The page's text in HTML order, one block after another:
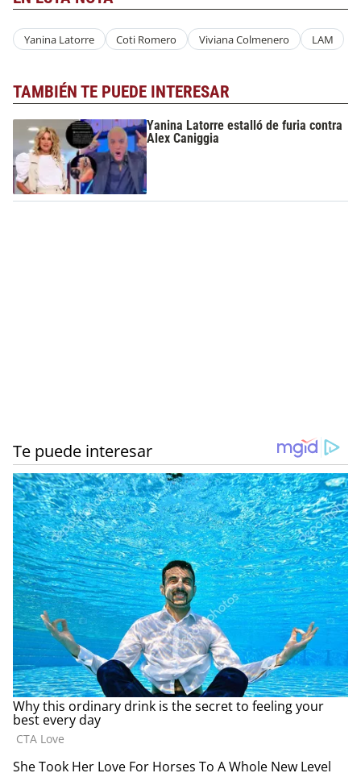
Yanina Latorre Coti Romero Viviana Colmenero LAM
TAMBIÉN TE PUEDE INTERESAR
Yanina Latorre estalló de furia contra
Alex Caniggia